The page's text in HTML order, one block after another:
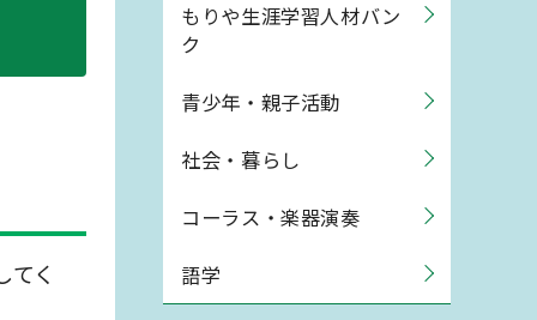
く
もりや生涯学習人材バン
ク
青少年・親子活動
社会・暮らし
コーラス・楽器演奏
語学